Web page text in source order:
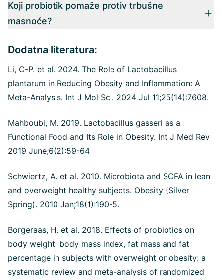
Koji probiotik pomaže protiv trbušne
masnoće?
Dodatna literatura:
Li, C-P. et al. 2024. The Role of Lactobacillus
plantarum in Reducing Obesity and Inflammation: A
Meta-Analysis. Int J Mol Sci. 2024 Jul 11;25(14):7608.
Mahboubi, M. 2019. Lactobacillus gasseri as a
Functional Food and Its Role in Obesity. Int J Med Rev
2019 June;6(2):59-64
Schwiertz, A. et al. 2010. Microbiota and SCFA in lean
and overweight healthy subjects. Obesity (Silver
Spring). 2010 Jan;18(1):190-5.
Borgeraas, H. et al. 2018. Effects of probiotics on
body weight, body mass index, fat mass and fat
percentage in subjects with overweight or obesity: a
systematic review and meta-analysis of randomized